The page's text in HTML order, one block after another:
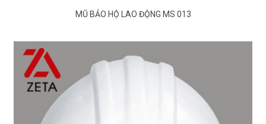
MŨ BẢO HỘ LAO ĐỘNG MS 013